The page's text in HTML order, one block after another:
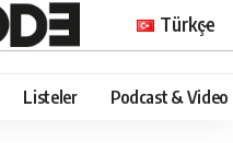
Türkçe
Listeler Podcast & Video